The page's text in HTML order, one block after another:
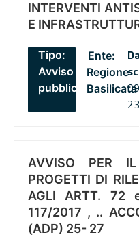
INTERVENTI
E
Tipo:
Avviso
pubblico
Ente:
Regione
Basilicata
AVVISO PER IL
PROGETTI DI
AGLI ARTT. 72
117/2017 , ..
(ADP) 25- 27